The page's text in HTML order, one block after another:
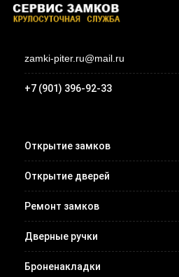
zamki-piter.ru@mail.ru
+7 (901) 396-92-33
Открытие замков
Открытие дверей
Ремонт замков
Дверные ручки
Броненакладки